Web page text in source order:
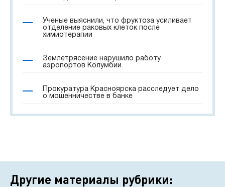
Ученые выяснили, что фруктоза усиливает
отделение раковых клеток после
химиотерапии
Землетрясение нарушило работу
аэропортов Колумбии
Прокуратура Красноярска расследует дело
о мошенничестве в банке
Другие материалы рубрики: